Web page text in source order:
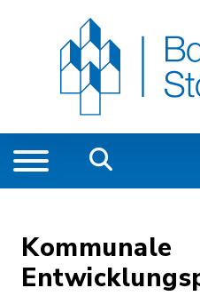
Kommunale